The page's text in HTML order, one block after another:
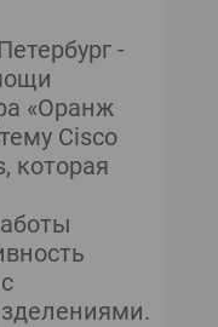
-
«Оранж
Cisco
которая